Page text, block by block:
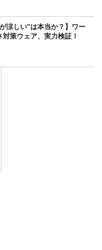
が涼しい”は本当か？】ワー
対策ウェア、実力検証！